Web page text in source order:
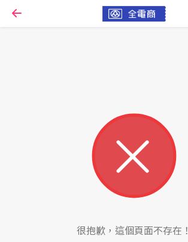
很抱歉，這個頁面不存在！